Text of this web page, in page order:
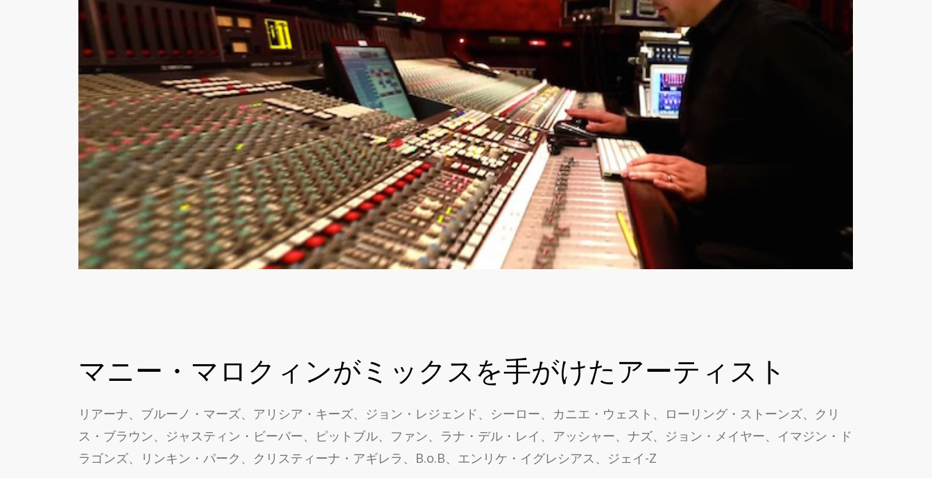
マニー・マロクィンがミックスを手がけたアーティスト
リアーナ、ブルーノ・マーズ、アリシア・キーズ、ジョン・レジェンド、シーロー、カニエ・ウェスト、ローリング・ストーンズ、クリ
ス・ブラウン、ジャスティン・ビーバー、ピットブル、ファン、ラナ・デル・レイ、アッシャー、ナズ、ジョン・メイヤー、イマジン・ド
ラゴンズ、リンキン・パーク、クリスティーナ・アギレラ、B.o.B、エンリケ・イグレシアス、ジェイ-Z